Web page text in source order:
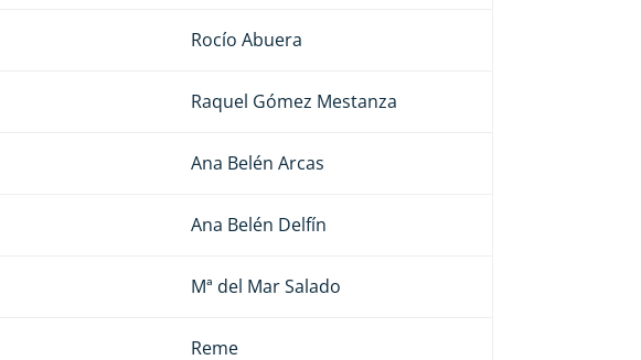
Rocío Abuera
Raquel Gómez Mestanza
Ana Belén Arcas
Ana Belén Delfín
Mª del Mar Salado
Reme